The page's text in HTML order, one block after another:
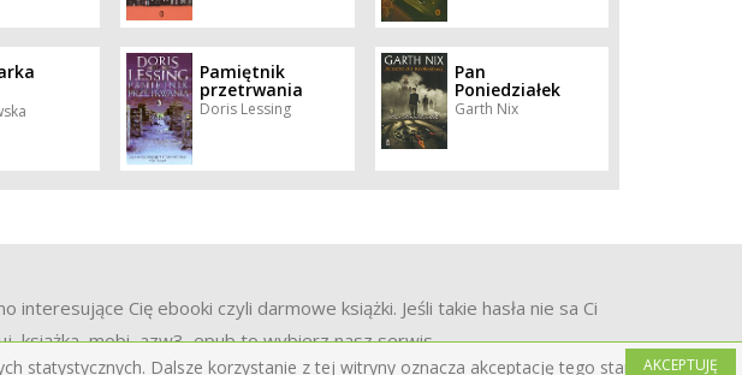
statystycznych. Dalsze korzystanie z tej witryny oznacza akceptację tego stanu rzeczy.
AKCEPTUJĘ
Pamiętnik
przetrwania
Doris Lessing
Pan
Poniedziałek
Garth Nix
Cię ebooki czyli darmowe książki. Jeśli takie hasła nie sa Ci
książka, mobi, azw3, epub to wybierz nasz serwis.